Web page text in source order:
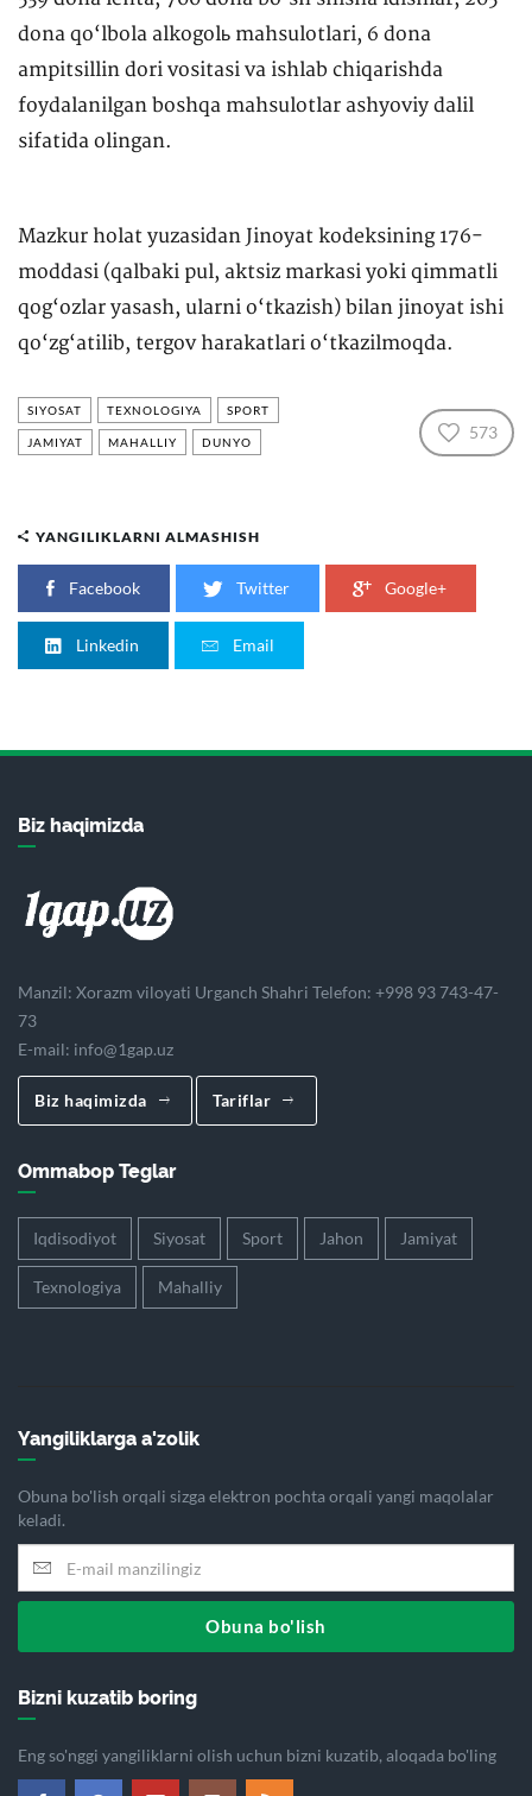
dona qo‘lbola alkogolь mahsulotlari, 6 dona
ampitsillin dori vositasi va ishlab chiqarishda
foydalanilgan boshqa mahsulotlar ashyoviy dalil
sifatida olingan.
Mazkur holat yuzasidan Jinoyat kodeksining 176-
moddasi (qalbaki pul, aktsiz markasi yoki qimmatli
qog‘ozlar yasash, ularni o‘tkazish) bilan jinoyat ishi
qo‘zg‘atilib, tergov harakatlari o‘tkazilmoqda.
SIYOSAT TEXNOLOGIYA SPORT
JAMIYAT MAHALLIY DUNYO 573
YANGILIKLARNI ALMASHISH
Facebook Twitter Google+
Linkedin Email
Biz haqimizda
Manzil: Xorazm viloyati Urganch Shahri Telefon: +998 93 743-47-
73
E-mail: info@1gap.uz
Biz haqimizda Tariflar
Ommabop Teglar
Iqdisodiyot Siyosat Sport Jahon Jamiyat
Texnologiya Mahalliy
Yangiliklarga a'zolik
Obuna bo'lish orqali sizga elektron pochta orqali yangi maqolalar
keladi.
Obuna bo'lish
Bizni kuzatib boring
Eng so'nggi yangiliklarni olish uchun bizni kuzatib, aloqada bo'ling